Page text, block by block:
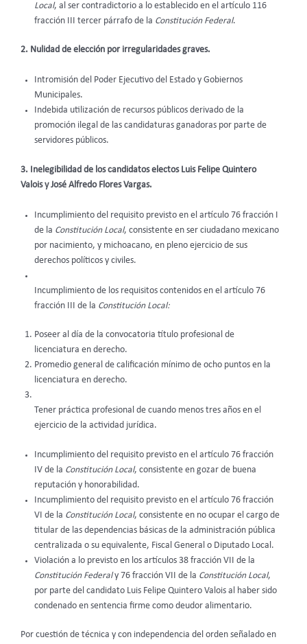
Local, al ser contradictorio a lo establecido en el artículo 116
fracción III tercer párrafo de la Constitución Federal.
2. Nulidad de elección por irregularidades graves.
Intromisión del Poder Ejecutivo del Estado y Gobiernos
Municipales.
Indebida utilización de recursos públicos derivado de la
promoción ilegal de las candidaturas ganadoras por parte de
servidores públicos.
3. Inelegibilidad de los candidatos electos Luis Felipe Quintero
Valois y José Alfredo Flores Vargas.
Incumplimiento del requisito previsto en el artículo 76 fracción I
de la Constitución Local, consistente en ser ciudadano mexicano
por nacimiento, y michoacano, en pleno ejercicio de sus
derechos políticos y civiles.
Incumplimiento de los requisitos contenidos en el artículo 76
fracción III de la Constitución Local:
Poseer al día de la convocatoria título profesional de
licenciatura en derecho.
Promedio general de calificación mínimo de ocho puntos en la
licenciatura en derecho.
Tener práctica profesional de cuando menos tres años en el
ejercicio de la actividad jurídica.
Incumplimiento del requisito previsto en el artículo 76 fracción
IV de la Constitución Local, consistente en gozar de buena
reputación y honorabilidad.
Incumplimiento del requisito previsto en el artículo 76 fracción
VI de la Constitución Local, consistente en no ocupar el cargo de
titular de las dependencias básicas de la administración pública
centralizada o su equivalente, Fiscal General o Diputado Local.
Violación a lo previsto en los artículos 38 fracción VII de la
Constitución Federaly 76 fracción VII de la Constitución Local,
por parte del candidato Luis Felipe Quintero Valois al haber sido
condenado en sentencia firme como deudor alimentario.
Por cuestión de técnica y con independencia del orden señalado en